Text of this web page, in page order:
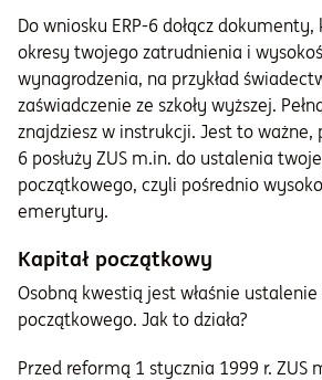
Do wniosku ERP-6 dołącz
okresy twojego zatrudnienia i
wynagrodzenia, na przykład
zaświadczenie ze szkoły wyższej.
znajdziesz w instrukcji. Jest to ważne,
6 posłuży ZUS m.in. do ustalenia
początkowego, czyli pośrednio
emerytury.
Kapitał początkowy
Osobną kwestią jest właśnie ustalenie
początkowego. Jak to działa?
Przed reformą 1 stycznia 1999 r. ZUS